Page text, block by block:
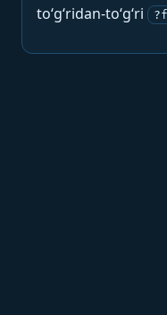
to‘g‘ridan-to‘g‘ri